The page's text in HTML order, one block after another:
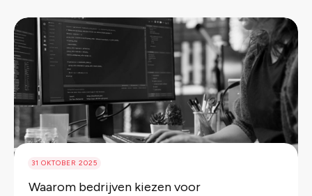
31 OKTOBER 2025
Waarom bedrijven kiezen voor